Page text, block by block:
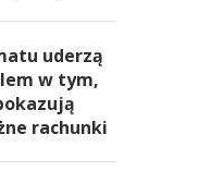
uderzą
w tym,
rachunki